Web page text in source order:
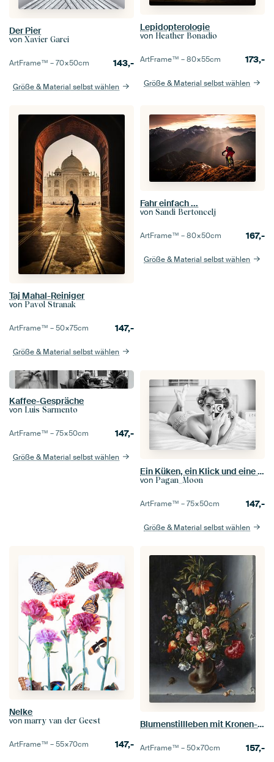
Der Pier
von Xavier Garci
ArtFrame™ –70×50cm 143,-
Größe & Material selbst wählen
Lepidopterologie
von Heather Bonadio
ArtFrame™ –80×55cm 173,-
Größe & Material selbst wählen
Taj Mahal-Reiniger
von Pavol Stranak
ArtFrame™ –50×75cm 147,-
Größe & Material selbst wählen
Fahr einfach ...
von Sandi Bertoncelj
ArtFrame™ –80×50cm 167,-
Größe & Material selbst wählen
Kaffee-Gespräche
von Luis Sarmento
ArtFrame™ –75×50cm 147,-
Größe & Material selbst wählen
Ein Küken, ein Klick und eine Locke
von Pagan_Moon
ArtFrame™ –75×50cm 147,-
Größe & Material selbst wählen
Nelke
von marry van der Geest
ArtFrame™ –55×70cm 147,-
Blumenstillleben mit Kronen-Kaiserfalter in einer Steinnische, Jacob Vosmaer
ArtFrame™ –50×70cm 157,-